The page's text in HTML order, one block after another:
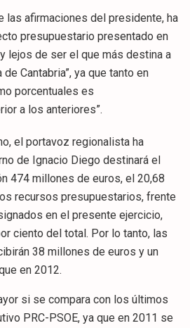
las afirmaciones del presidente, ha
presupuestario presentado en
lejos de ser el que más destina a
Cantabria”, ya que tanto en
porcentuales es
a los anteriores”.
el portavoz regionalista ha
de Ignacio Diego destinará el
474 millones de euros, el 20,68
recursos presupuestarios, frente
en el presente ejercicio,
ciento del total. Por lo tanto, las
38 millones de euros y un
en 2012.
si se compara con los últimos
PRC-PSOE, ya que en 2011 se